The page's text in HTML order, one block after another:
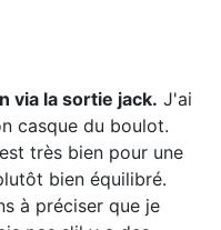
via la sortie jack. J'ai
casque du boulot.
très bien pour une
bien équilibré.
à préciser que je